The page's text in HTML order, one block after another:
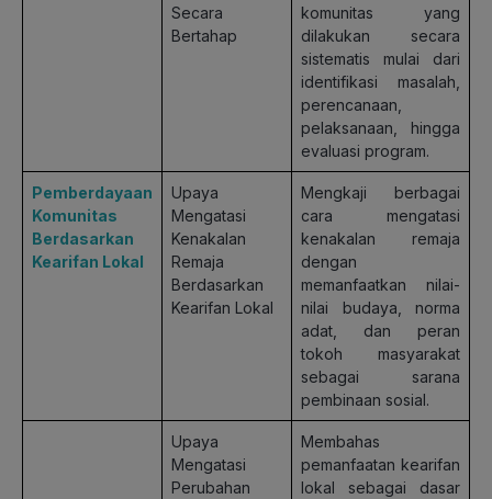
Secara
Bertahap
komunitas yang
dilakukan secara
sistematis mulai dari
identifikasi masalah,
perencanaan,
pelaksanaan, hingga
evaluasi program.
Pemberdayaan
Komunitas
Berdasarkan
Kearifan Lokal
Upaya
Mengatasi
Kenakalan
Remaja
Berdasarkan
Kearifan Lokal
Mengkaji berbagai
cara mengatasi
kenakalan remaja
dengan
memanfaatkan nilai-
nilai budaya, norma
adat, dan peran
tokoh masyarakat
sebagai sarana
pembinaan sosial.
Upaya
Mengatasi
Perubahan
Membahas
pemanfaatan kearifan
lokal sebagai dasar